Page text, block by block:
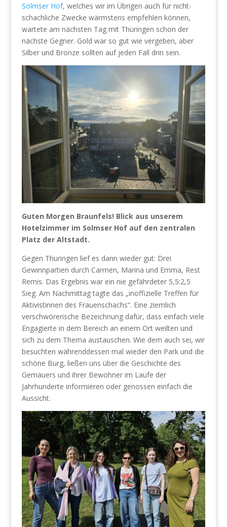
Solmser Hof, welches wir im Übrigen auch für nicht-
schachliche Zwecke wärmstens empfehlen können,
wartete am nächsten Tag mit Thüringen schon der
nächste Gegner. Gold war so gut wie vergeben, aber
Silber und Bronze sollten auf jeden Fall drin sein.
Guten Morgen Braunfels! Blick aus unserem
Hotelzimmer im Solmser Hof auf den zentralen
Platz der Altstadt.
Gegen Thüringen lief es dann wieder gut: Drei
Gewinnpartien durch Carmen, Marina und Emma, Rest
Remis. Das Ergebnis war ein nie gefährdeter 5,5:2,5
Sieg. Am Nachmittag tagte das „inoffizielle Treffen für
Aktivistinnen des Frauenschachs“. Eine ziemlich
verschwörerische Bezeichnung dafür, dass einfach viele
Engagierte in dem Bereich an einem Ort weilten und
sich zu dem Thema austauschen. Wie dem auch sei, wir
besuchten währenddessen mal wieder den Park und die
schöne Burg, ließen uns über die Geschichte des
Gemäuers und ihrer Bewohner im Laufe der
Jahrhunderte informieren oder genossen einfach die
Aussicht.